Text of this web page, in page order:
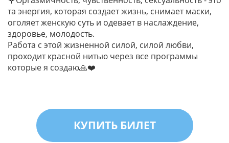
та энергия, которая создает жизнь, снимает маски,
оголяет женскую суть и одевает в наслаждение,
здоровье, молодость.
Работа с этой жизненной силой, силой любви,
проходит красной нитью через все программы
которые я создаю🙏❤️
КУПИТЬ БИЛЕТ